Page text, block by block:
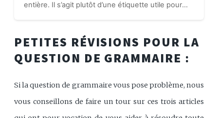
entière. Il s’agit plutôt d’une étiquette utile pour
complète…
PETITES RÉVISIONS POUR LA
QUESTION DE GRAMMAIRE :
Si la question de grammaire vous pose problème, nous
vous conseillons de faire un tour sur ces trois articles